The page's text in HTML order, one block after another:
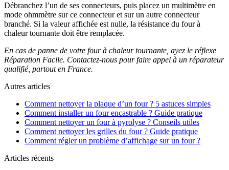
Débranchez l’un de ses connecteurs, puis placez un multimètre en
mode ohmmètre sur ce connecteur et sur un autre connecteur
branché. Si la valeur affichée est nulle, la résistance du four à
chaleur tournante doit être remplacée.
En cas de panne de votre four à chaleur tournante, ayez le réflexe
Réparation Facile. Contactez-nous pour faire appel à un réparateur
qualifié, partout en France.
Autres articles
Comment nettoyer la plaque d’un four ? 5 astuces simples
Comment installer un four encastrable ? Guide pratique
Comment nettoyer un four à pyrolyse ? Conseils utiles
Comment nettoyer les grilles du four ? Guide pratique
Comment régler un problème d’affichage sur un four ?
Articles récents